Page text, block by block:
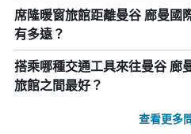
席隆暖窗旅館距離曼谷 廊曼國
有多遠？
搭乘哪種交通工具來往曼谷 廊
旅館之間最好？
查看更多